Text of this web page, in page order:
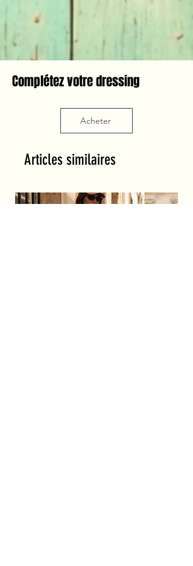
Complétez votre dressing
Acheter
Articles similaires